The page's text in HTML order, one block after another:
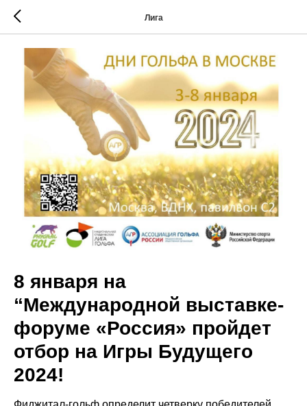
Лига
8 января на
“Международной выставке-
форуме «Россия» пройдет
отбор на Игры Будущего
2024!